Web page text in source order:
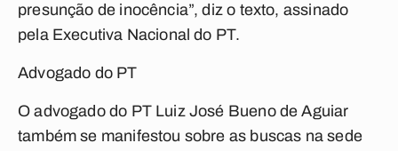
presunção de inocência”, diz o texto, assinado
pela Executiva Nacional do PT.
Advogado do PT
O advogado do PT Luiz José Bueno de Aguiar
também se manifestou sobre as buscas na sede